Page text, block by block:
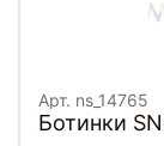
Арт. ns_14765
Ботинки